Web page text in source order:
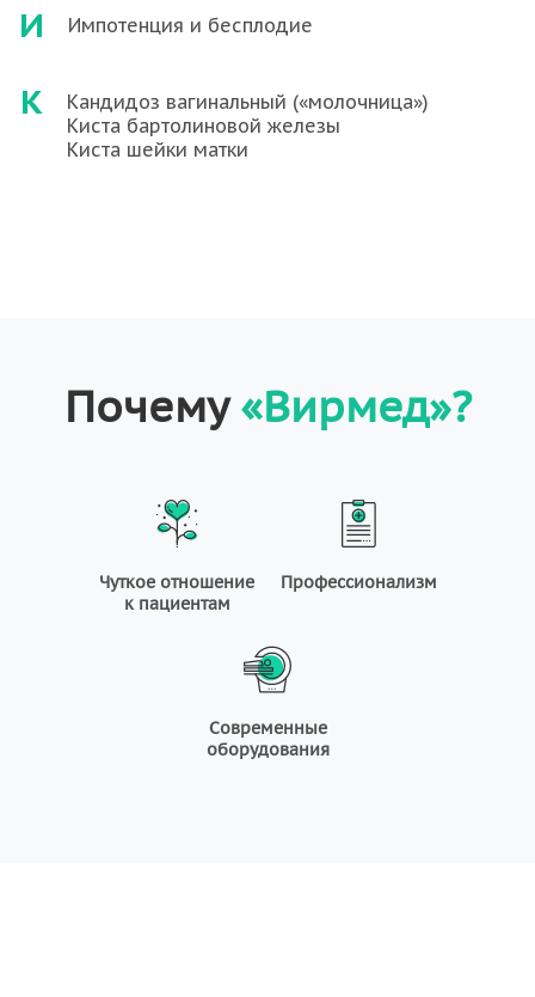
И Импотенция и бесплодие
К
Кандидоз вагинальный («молочница»)
Киста бартолиновой железы
Киста шейки матки
Почему«Вирмед»?
Чуткое отношение
к пациентам
Профессионализм
Современные
оборудования